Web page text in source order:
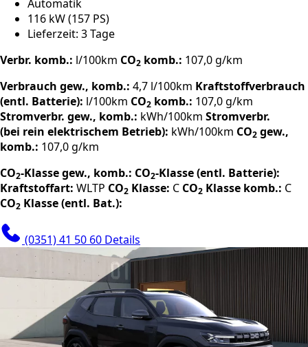
Automatik
116 kW (157 PS)
Lieferzeit: 3 Tage
Verbr. komb.: l/100km CO2 komb.: 107,0 g/km
Verbrauch gew., komb.: 4,7 l/100km Kraftstoffverbrauch
(entl. Batterie): l/100km CO2 komb.: 107,0 g/km
Stromverbr. gew., komb.: kWh/100km Stromverbr.
(bei rein elektrischem Betrieb): kWh/100km CO2 gew.,
komb.: 107,0 g/km
CO2-Klasse gew., komb.: CO2-Klasse (entl. Batterie):
Kraftstoffart: WLTP CO2 Klasse: C CO2 Klasse komb.: C
CO2 Klasse (entl. Bat.):
(0351) 41 50 60 Details